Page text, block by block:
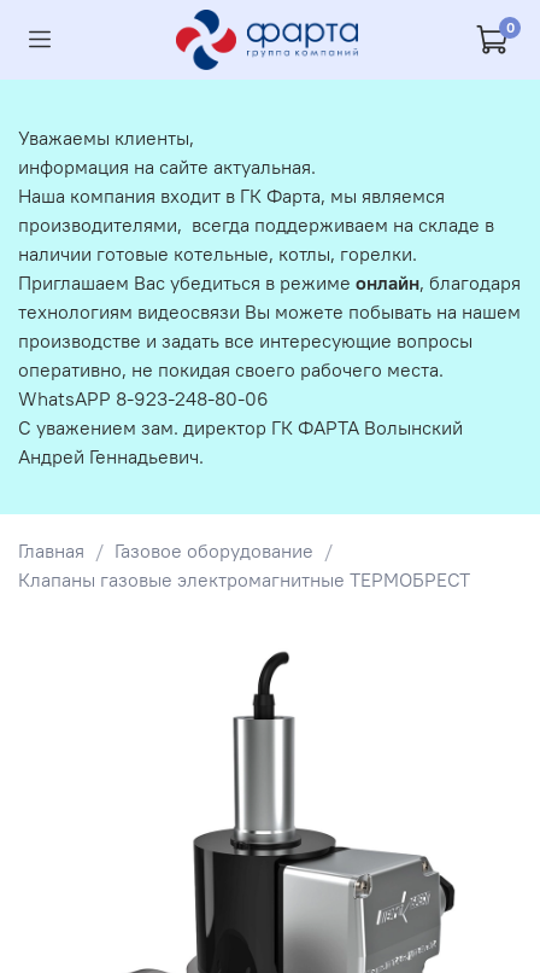
0
Главная
Газовое оборудование
Клапаны газовые электромагнитные ТЕРМОБРЕСТ
Уважаемы клиенты,
информация на сайте актуальная.
Наша компания входит в ГК Фарта, мы являемся
производителями, всегда поддерживаем на складе в
наличии готовые котельные, котлы, горелки.
Приглашаем Вас убедиться в режиме онлайн, благодаря
технологиям видеосвязи Вы можете побывать на нашем
производстве и задать все интересующие вопросы
оперативно, не покидая своего рабочего места.
WhatsAPP 8-923-248-80-06
С уважением зам. директор ГК ФАРТА Волынский
Андрей Геннадьевич.